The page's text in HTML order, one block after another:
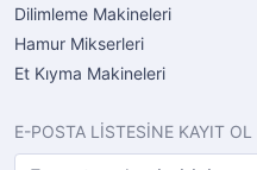
Dilimleme Makineleri
Hamur Mikserleri
Et Kıyma Makineleri
E-POSTA LİSTESİNE KAYIT OL